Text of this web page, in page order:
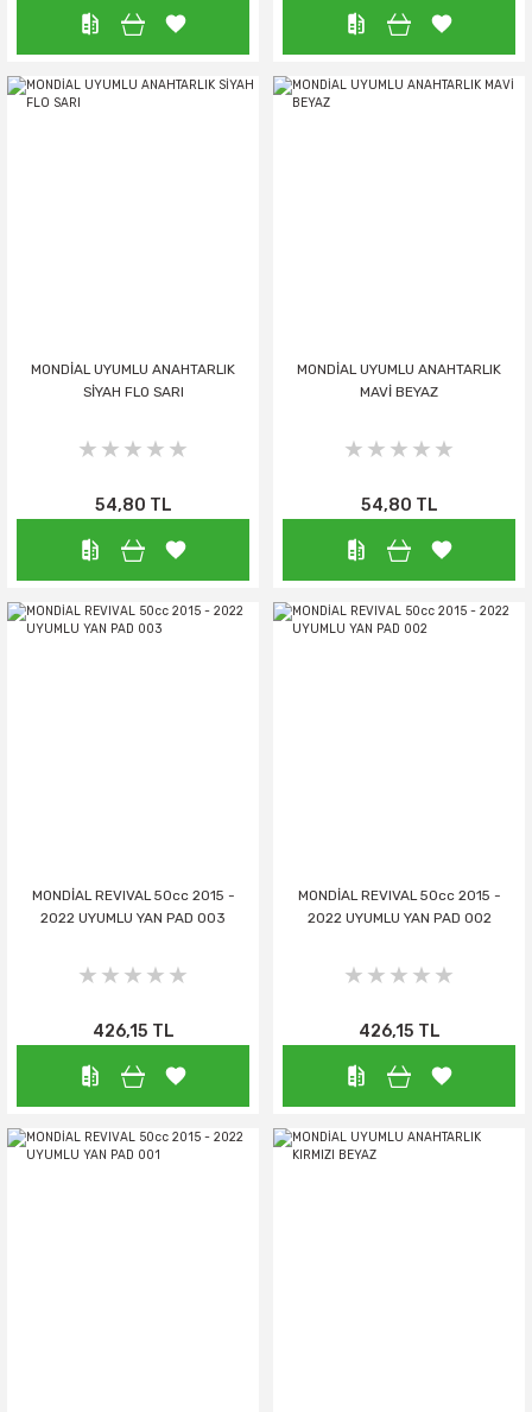
MONDİAL UYUMLU ANAHTARLIK
SİYAH FLO SARI
54,80 TL
MONDİAL UYUMLU ANAHTARLIK
MAVİ BEYAZ
54,80 TL
MONDİAL REVIVAL 50cc 2015 -
2022 UYUMLU YAN PAD 003
426,15 TL
MONDİAL REVIVAL 50cc 2015 -
2022 UYUMLU YAN PAD 002
426,15 TL